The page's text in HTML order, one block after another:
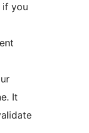
if you
It